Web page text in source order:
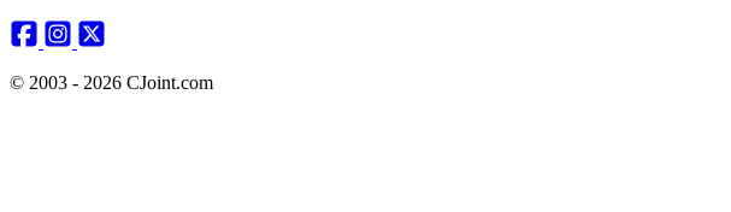
© 2003 - 2026 CJoint.com